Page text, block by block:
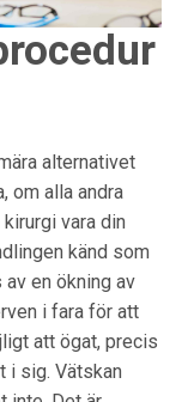
alternativet
om alla andra
vara din
känd som
en ökning av
i fara för att
att ögat, precis
i sig. Vätskan